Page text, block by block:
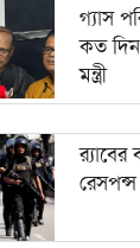
গ্যাস
কত দিন
মন্ত্রী
রেসপন্স